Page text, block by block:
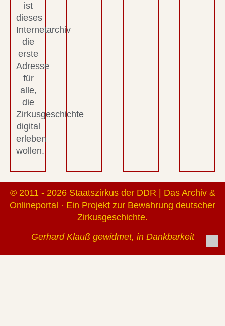
ist
dieses
Internetarchiv
die
erste
Adresse
für
alle,
die
Zirkusgeschichte
digital
erleben
wollen.
© 2011 - 2026 Staatszirkus der DDR | Das Archiv &
Onlineportal · Ein Projekt zur Bewahrung deutscher
Zirkusgeschichte.
Gerhard Klauß gewidmet, in Dankbarkeit